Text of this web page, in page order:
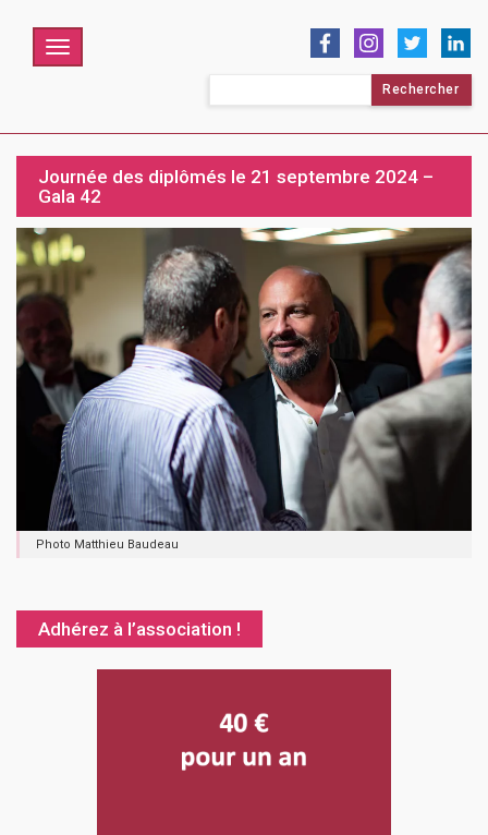
Menu
Journée des diplômés le 21 septembre 2024 –
Gala 42
Photo Matthieu Baudeau
Adhérez à l’association !